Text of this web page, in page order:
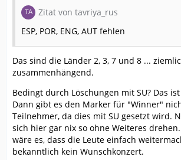
Zitat von tavriya_rus
ESP, POR, ENG, AUT fehlen
Das sind die Länder 2, 3, 7 und 8 ...
zusammenhängend.
Bedingt durch Löschungen mit SU? Das
Dann gibt es den Marker für "Winner"
Teilnehmer, da dies mit SU gesetzt wird.
sich hier gar nix so ohne Weiteres
wäre es, dass die Leute einfach
bekanntlich kein Wunschkonzert.